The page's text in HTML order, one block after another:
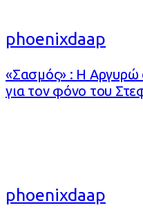
phoenixdaap
«Σασμός» : Η Αργυρώ
για τον φόνο του
phoenixdaap